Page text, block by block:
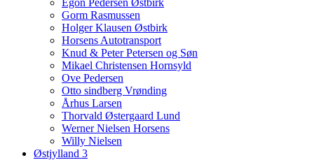
Egon Pedersen Østbirk
Gorm Rasmussen
Holger Klausen Østbirk
Horsens Autotransport
Knud & Peter Petersen og Søn
Mikael Christensen Hornsyld
Ove Pedersen
Otto sindberg Vrønding
Århus Larsen
Thorvald Østergaard Lund
Werner Nielsen Horsens
Willy Nielsen
Østjylland 3